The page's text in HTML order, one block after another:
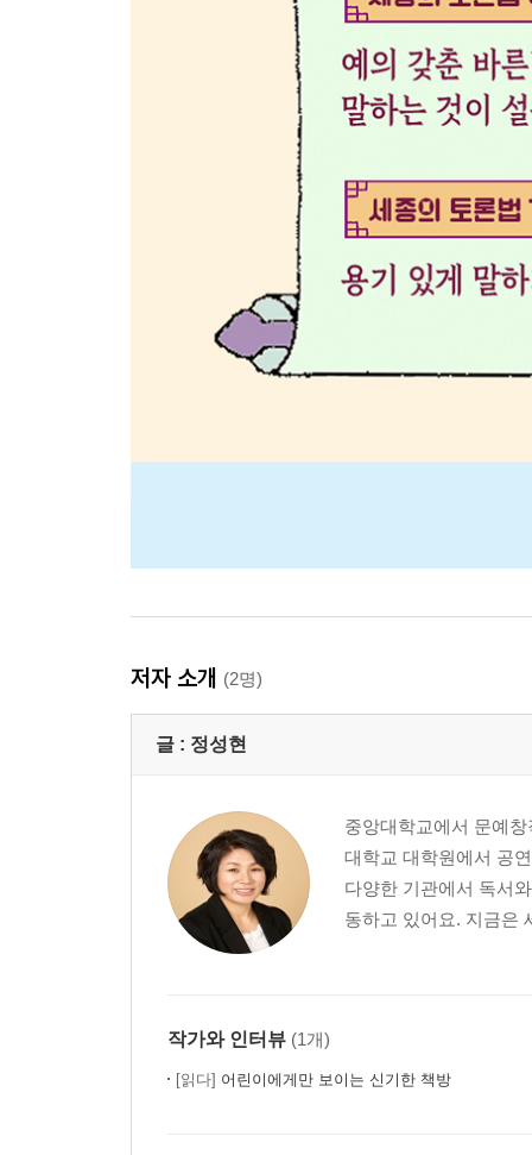
저자 소개 (2명)
글 : 정성현
중앙대학교에서 문예
대학교 대학원에서 공
다양한 기관에서 독서
동하고 있어요. 지금은
작가와 인터뷰 (1개)
[읽다] 어린이에게만 보이는 신기한 책방